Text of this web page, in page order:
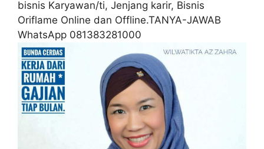
bisnis Karyawan/ti, Jenjang karir, Bisnis
Oriflame Online dan Offline.TANYA-JAWAB
WhatsApp 081383281000